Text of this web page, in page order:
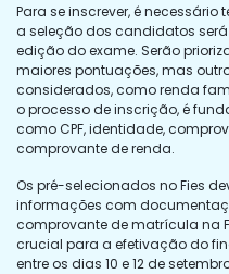
Para se inscrever, é necessário
a seleção dos candidatos
edição do exame. Serão
maiores pontuações, mas
considerados, como renda
o processo de inscrição, é
como CPF, identidade,
comprovante de renda.
Os pré-selecionados no Fies
informações com
comprovante de matrícula na
crucial para a efetivação do
entre os dias 10 e 12 de